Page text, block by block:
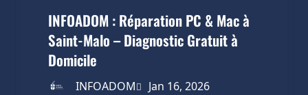
INFOADOM : Réparation PC & Mac à
Saint-Malo – Diagnostic Gratuit à
Domicile
INFOADOM Jan 16, 2026